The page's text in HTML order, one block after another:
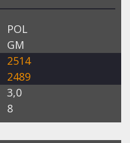
POL
GM
2514
2489
3,0
8